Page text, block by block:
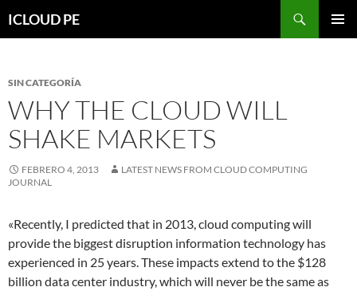
hacia
ICLOUD PE
SIN CATEGORÍA
WHY THE CLOUD WILL
SHAKE MARKETS
FEBRERO 4, 2013
LATEST NEWS FROM CLOUD COMPUTING
JOURNAL
«Recently, I predicted that in 2013, cloud computing will
provide the biggest disruption information technology has
experienced in 25 years. These impacts extend to the $128
billion data center industry, which will never be the same as